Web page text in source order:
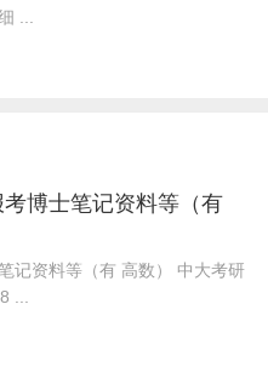
...
博士笔记资料等（有
记资料等（有 高数） 中大考研
...